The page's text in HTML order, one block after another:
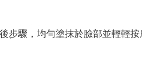
步驟，均勻塗抹於臉部並輕輕按